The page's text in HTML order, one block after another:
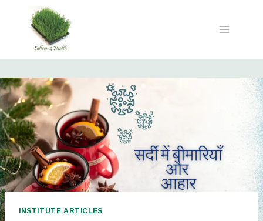
INSTITUTE ARTICLES